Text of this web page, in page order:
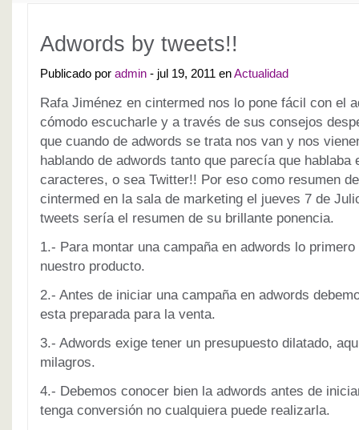
Adwords by tweets!!
Publicado por admin - jul 19, 2011 enActualidad
Rafa Jiménez en cintermed nos lo pone fácil con el
cómodo escucharle y a través de sus consejos
que cuando de adwords se trata nos van y nos
hablando de adwords tanto que parecía que hablaba
caracteres, o sea Twitter!! Por eso como resumen
cintermed en la sala de marketing el jueves 7 de
tweets sería el resumen de su brillante ponencia.
1.- Para montar una campaña en adwords lo
nuestro producto.
2.- Antes de iniciar una campaña en adwords
esta preparada para la venta.
3.- Adwords exige tener un presupuesto dilatado,
milagros.
4.- Debemos conocer bien la adwords antes de
tenga conversión no cualquiera puede realizarla.